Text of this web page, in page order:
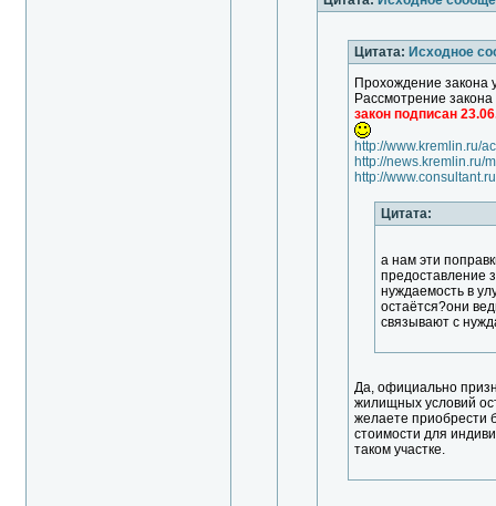
Цитата: Исходное
Прохождение закона
Рассмотрение
закон подписан
http://www.kremlin.ru/
http://news.kremlin.ru/
http://
Цитата:
а нам эти
предоставление
нуждаемость в
остаётся?они
связывают с
Да, официально
жилищных условий
желаете приобрести
стоимости для
таком участке.